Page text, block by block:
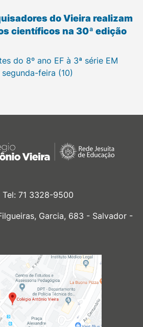
do Vieira realizam
científicos na 30ª edição
do 8º ano EF à 3ª série EM
feira (10)
Tel: 71 3328-9500
Garcia, 683 - Salvador -